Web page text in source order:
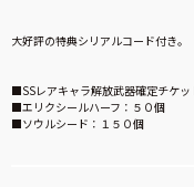
大好評の特典シリアルコード付き。
■SSレアキャラ解放武器確定チケッ
■エリクシールハーフ：５０個
■ソウルシード：１５０個